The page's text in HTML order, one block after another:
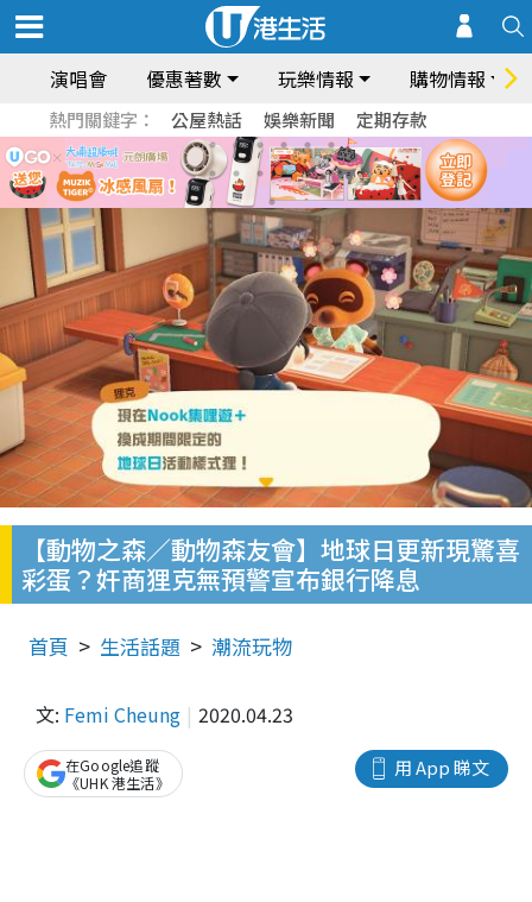
演唱會 優惠著數 玩樂情報 購物情報
熱門關鍵字： 公屋熱話 娛樂新聞 定期存款
【動物之森／動物森友會】地球日更新現驚喜
彩蛋？奸商狸克無預警宣布銀行降息
首頁 生活話題 潮流玩物
文: Femi Cheung 2020.04.23
用 App 睇文
在Google追蹤
《UHK 港生活》